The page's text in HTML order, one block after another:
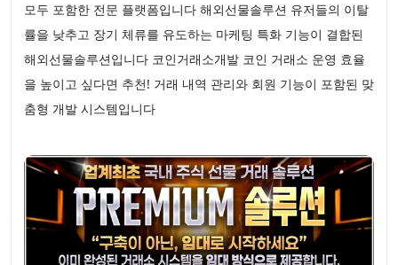
모두 포함한 전문 플랫폼입니다 해외선물솔루션 유저들의 이탈
률을 낮추고 장기 체류를 유도하는 마케팅 특화 기능이 결합된
해외선물솔루션입니다 코인거래소개발 코인 거래소 운영 효율
을 높이고 싶다면 추천! 거래 내역 관리와 회원 기능이 포함된 맞
춤형 개발 시스템입니다